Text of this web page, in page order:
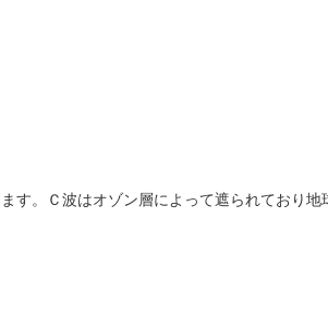
す。Ｃ波はオゾン層によって遮られており地